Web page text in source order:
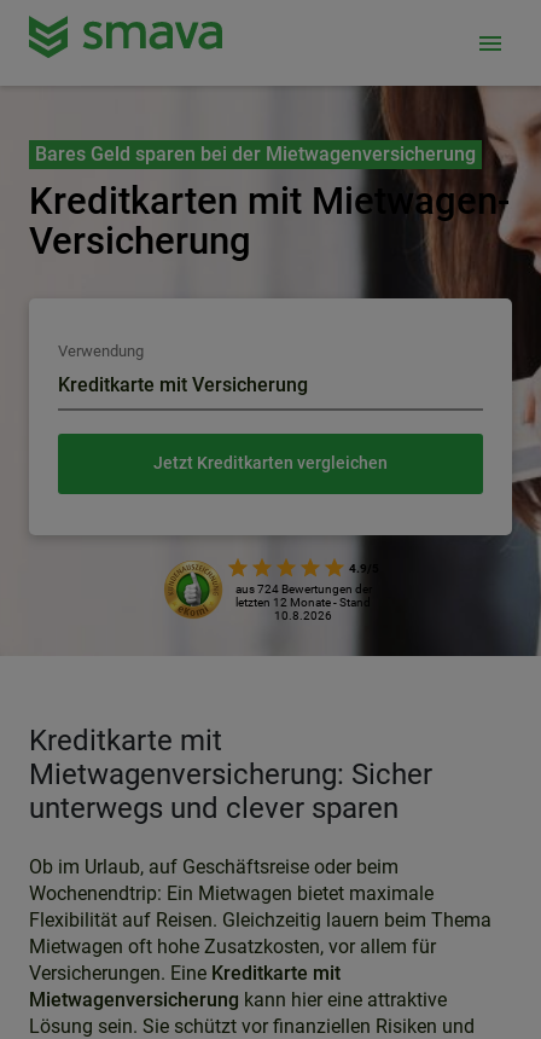
menu
Bares Geld sparen bei der Mietwagenversicherung
Kreditkarten mit Mietwagen-
Versicherung
4.9/5
aus 724 Bewertungen der
letzten 12 Monate - Stand
10.8.2026
Verwendung
Kreditkarte mit Versicherung
Jetzt Kreditkarten vergleichen
Kreditkarte mit
Mietwagenversicherung: Sicher
unterwegs und clever sparen
Ob im Urlaub, auf Geschäftsreise oder beim
Wochenendtrip: Ein Mietwagen bietet maximale
Flexibilität auf Reisen. Gleichzeitig lauern beim Thema
Mietwagen oft hohe Zusatzkosten, vor allem für
Versicherungen. Eine Kreditkarte mit
Mietwagenversicherung kann hier eine attraktive
Lösung sein. Sie schützt vor finanziellen Risiken und